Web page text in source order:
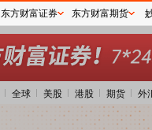
全球 美股 港股 期货 外
东方财富证券 东方财富期货